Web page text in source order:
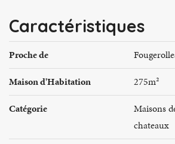
Caractéristiques
Proche de
Maison d'Habitation
275m²
Catégorie
Maisons
chateaux